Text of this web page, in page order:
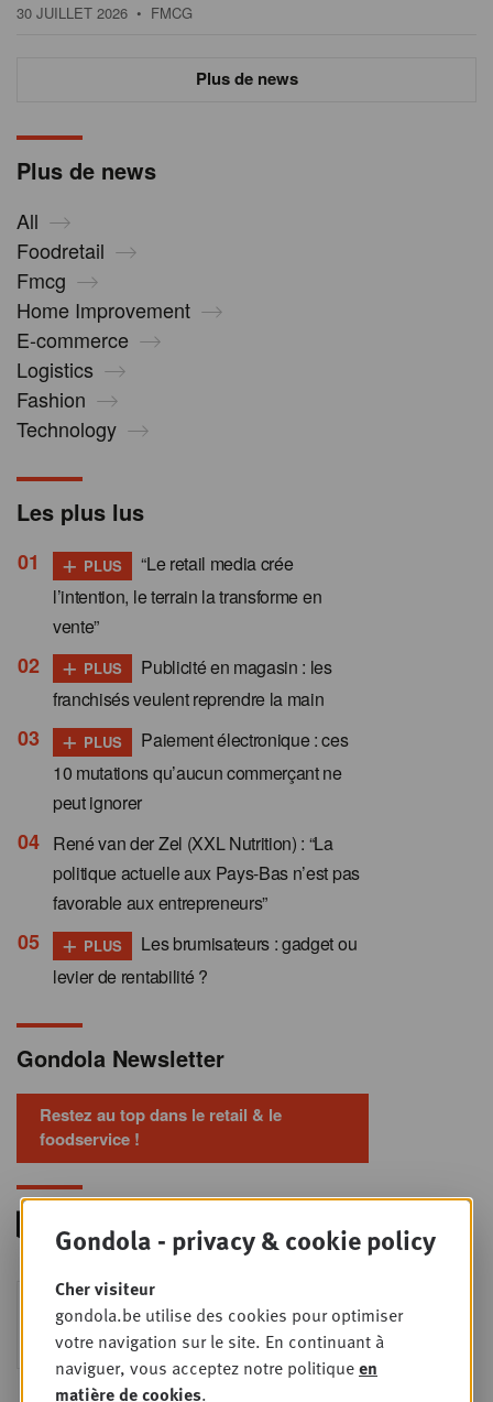
Plus de news
All
Foodretail
Fmcg
Home Improvement
E-commerce
Logistics
Fashion
Technology
30 JUILLET 2026 • FMCG
Plus de news
Les plus lus
+ PLUS
“Le retail media crée
l’intention, le terrain la transforme en
vente”
+ PLUS
Publicité en magasin : les
franchisés veulent reprendre la main
+ PLUS
Paiement électronique : ces
10 mutations qu’aucun commerçant ne
peut ignorer
René van der Zel (XXL Nutrition) : “La
politique actuelle aux Pays-Bas n’est pas
favorable aux entrepreneurs”
+ PLUS
Les brumisateurs : gadget ou
levier de rentabilité ?
Gondola Newsletter
Restez au top dans le retail & le
foodservice !
9
SEPT
Foodservice - Joint
business planning
Intro to Negotiation: Succes aan de
onderhandelingstafel is geen toeval!
Gondola - privacy & cookie policy
Cher visiteur
gondola.be utilise des cookies pour optimiser
votre navigation sur le site. En continuant à
naviguer, vous acceptez notre politiqueen
matière de cookies.